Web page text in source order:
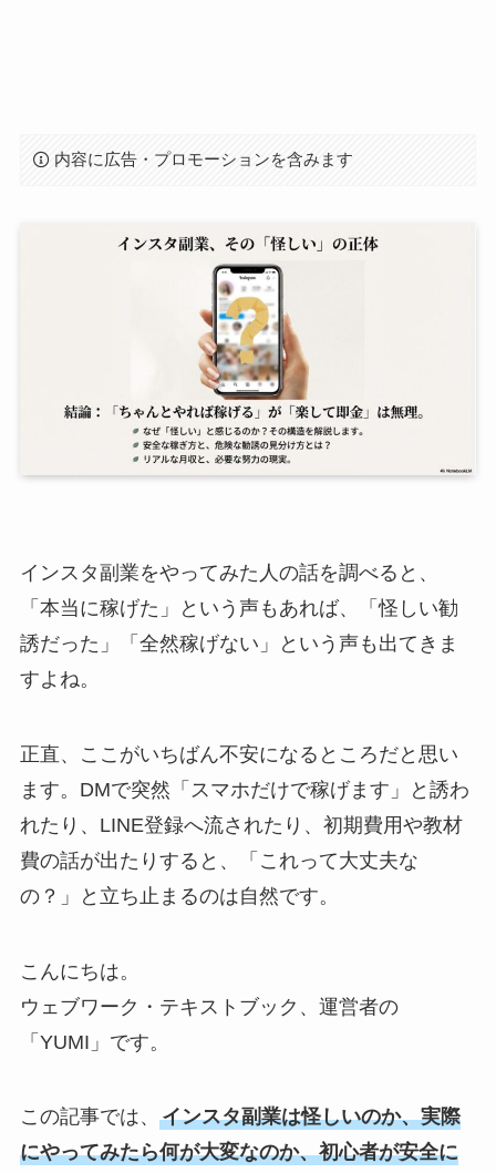
内容に広告・プロモーションを含みます
インスタ副業をやってみた人の話を調べると、
「本当に稼げた」という声もあれば、「怪しい勧
誘だった」「全然稼げない」という声も出てきま
すよね。
正直、ここがいちばん不安になるところだと思い
ます。DMで突然「スマホだけで稼げます」と誘わ
れたり、LINE登録へ流されたり、初期費用や教材
費の話が出たりすると、「これって大丈夫な
の？」と立ち止まるのは自然です。
こんにちは。
ウェブワーク・テキストブック、運営者の
「YUMI」です。
この記事では、 インスタ副業は怪しいのか、実際
にやってみたら何が大変なのか、初心者が安全に